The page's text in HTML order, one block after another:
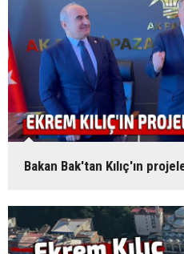
Bakan Bak'tan Kılıç'ın